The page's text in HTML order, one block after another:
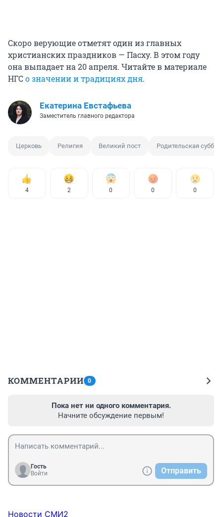
Скоро верующие отметят один из главных
христианских праздников — Пасху. В этом году
она выпадает на 20 апреля. Читайте в материале
НГСо значении и традициях дня.
Екатерина Евстафьева
Заместитель главного редактора
Церковь Религия Великий пост Родительская
4 2 0 0 0
КОММЕНТАРИИ 0
Пока нет ни одного комментария.
Начните обсуждение первым!
Гость
Войти
Отправить
Новости СМИ2